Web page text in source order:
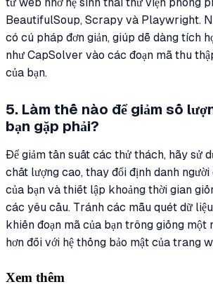
BeautifulSoup, Scrapy và Playwright.
có cú pháp đơn giản, giúp dễ dàng tích
như CapSolver vào các đoạn mã thu
của bạn.
5. Làm thế nào để giảm số
bạn gặp phải?
Để giảm tần suất các thử thách, hãy sử
chất lượng cao, thay đổi định danh
của bạn và thiết lập khoảng thời gian
các yêu cầu. Tránh các mẫu quét dữ
khiến đoạn mã của bạn trông giống một
hơn đối với hệ thống bảo mật của trang
Xem thêm